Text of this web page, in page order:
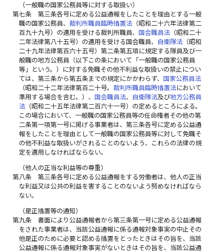
（一般職の国家公務員等に対する取扱い）
第七条
第三条各号に定める公益通報をしたことを理由とする一般
職の国家公務員、裁判所職員臨時措置法 （昭和二十六年法律第二
百九十九号）の適用を受ける裁判所職員、国会職員法 （昭和二十
二年法律第八十五号）の適用を受ける国会職員、 自衛隊法 （昭和
二十九年法律第百六十五号）第二条第五項に規定する隊員及び一
般職の地方公務員（以下この条において「一般職の国家公務員
等」という。）に対する免職その他不利益な取扱いの禁止につい
ては、第三条から第五条までの規定にかかわらず、国家公務員法
（昭和二十二年法律第百二十号。裁判所職員臨時措置法において
準用する場合を含む。）、国会職員法、 自衛隊法及び地方公務員
法 （昭和二十五年法律第二百六十一号）の定めるところによる。
この場合において、一般職の国家公務員等の任命権者その他の第
二条第一項第一号に掲げる事業者は、第三条各号に定める公益通
報をしたことを理由として一般職の国家公務員等に対して免職そ
の他不利益な取扱いがされることのないよう、これらの法律の規
定を適用しなければならない。
（他人の正当な利益等の尊重）
第八条
第三条各号に定める公益通報をする労働者は、他人の正当
な利益又は公共の利益を害することのないよう努めなければなら
ない。
（是正措置等の通知）
第九条
書面により公益通報者から第三条第一号に定める公益通報
をされた事業者は、当該公益通報に係る通報対象事実の中止その
他是正のために必要と認める措置をとったときはその旨を、当該
公益通報に係る通報対象事実がないときはその旨を、当該公益通